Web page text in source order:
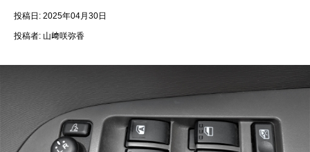
投稿日: 2025年04月30日
投稿者: 山﨑咲弥香
廃車無料査定